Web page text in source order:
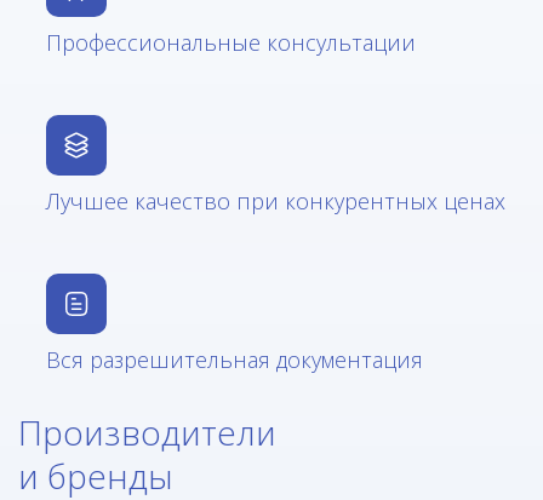
Профессиональные консультации
Лучшее качество при конкурентных ценах
Вся разрешительная документация
Производители
и бренды